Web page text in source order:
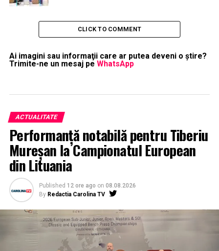
CLICK TO COMMENT
Ai imagini sau informaţii care ar putea deveni o ştire?
Trimite-ne un mesaj pe WhatsApp
ACTUALITATE
Performanță notabilă pentru Tiberiu
Mureșan la Campionatul European
din Lituania
Published 12 ore ago on 08.08.2026
By Redactia Carolina TV